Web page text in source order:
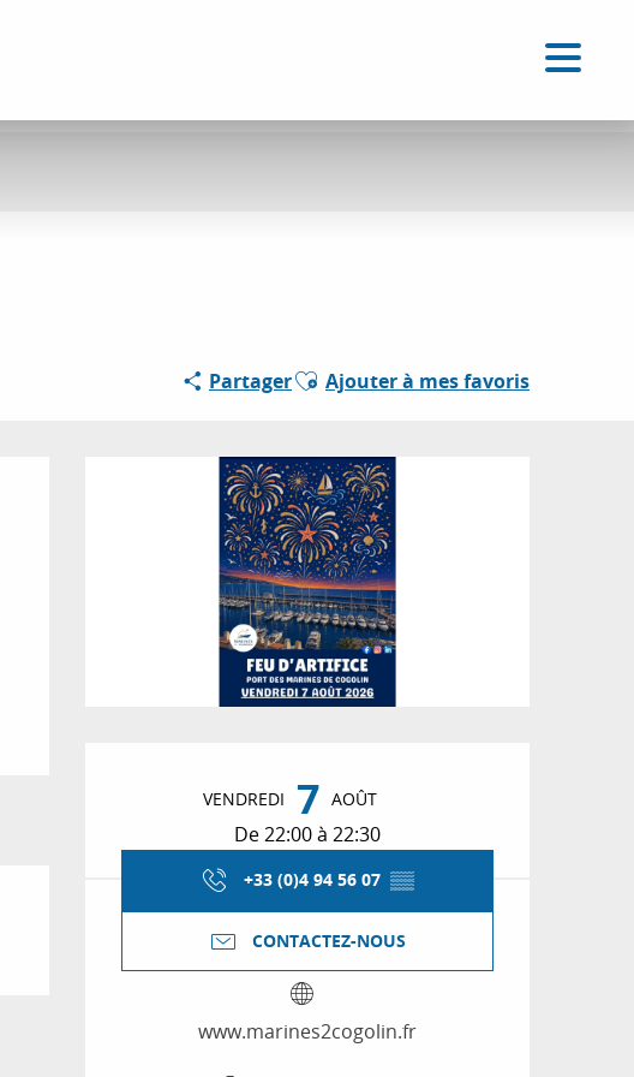
PartagerAjouter aux favoris
Ajouter à mes favoris
Ouverture et
VENDREDI 7 AOÛT
De 22:00 à 22:30
+33 (0)4 94 56 07 ▒▒
CONTACTEZ-NOUS
www.marines2cogolin.fr